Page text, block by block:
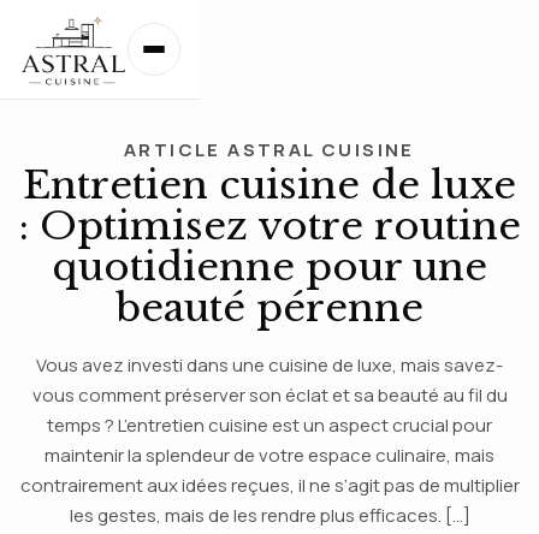
ARTICLE ASTRAL CUISINE
Entretien cuisine de luxe
: Optimisez votre routine
quotidienne pour une
beauté pérenne
Vous avez investi dans une cuisine de luxe, mais savez-
vous comment préserver son éclat et sa beauté au fil du
temps ? L’entretien cuisine est un aspect crucial pour
maintenir la splendeur de votre espace culinaire, mais
contrairement aux idées reçues, il ne s’agit pas de multiplier
les gestes, mais de les rendre plus efficaces. […]